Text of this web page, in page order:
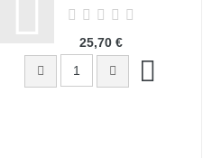
25,70 €